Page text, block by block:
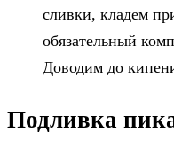
сливки, кладем
обязательный
Доводим до
Подливка